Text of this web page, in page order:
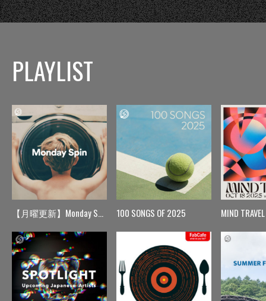
PLAYLIST
【月曜更新】Monday Spin 100 SONGS OF 2025 MIND TRAVEL